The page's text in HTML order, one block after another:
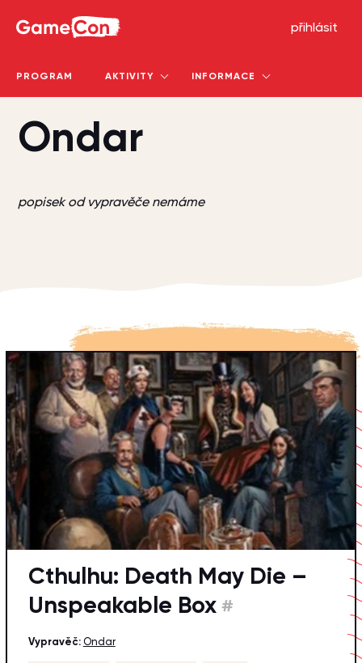
přihlásit
PROGRAM AKTIVITY INFORMACE
Ondar
popisek od vypravěče nemáme
Cthulhu: Death May Die –
Unspeakable Box #
Vypravěč: Ondar